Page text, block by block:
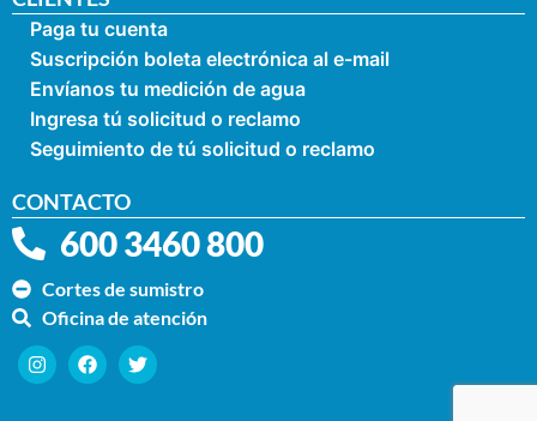
Paga tu cuenta
Suscripción boleta electrónica al e-mail
Envíanos tu medición de agua
Ingresa tú solicitud o reclamo
Seguimiento de tú solicitud o reclamo
CONTACTO
600 3460 800
Cortes de sumistro
Oficina de atención